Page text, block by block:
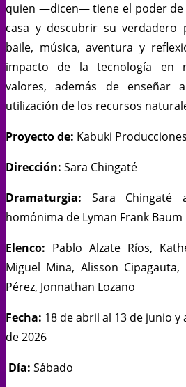
quien —dicen— tiene el poder de
casa y descubrir su verdadero
baile, música, aventura y
impacto de la tecnología en
valores, además de enseñar
utilización de los recursos
Proyecto de: Kabuki Producciones
Dirección: Sara Chingaté
Dramaturgia: Sara
homónima de Lyman Frank Baum
Elenco: Pablo Alzate Ríos,
Miguel Mina, Alisson
Pérez, Jonnathan Lozano
Fecha: 18 de abril al 13 de junio
de 2026
Día: Sábado